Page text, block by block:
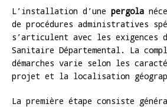
L’installation d’une pergola
de procédures administratives
s’articulent avec les exigences
Sanitaire Départemental. La
démarches varie selon les
projet et la localisation
La première étape consiste